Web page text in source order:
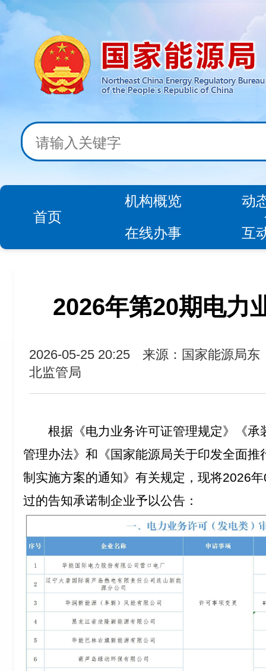
首页
机构概览
动
在线办事
互
2026年第20期电力
2026-05-25 20:25
来源：国家能源局东
北监管局
根据《电力业务许可证管理规定》《
管理办法》和《国家能源局关于印发全面
制实施方案的通知》有关规定，现将2026
过的告知承诺制企业予以公告：